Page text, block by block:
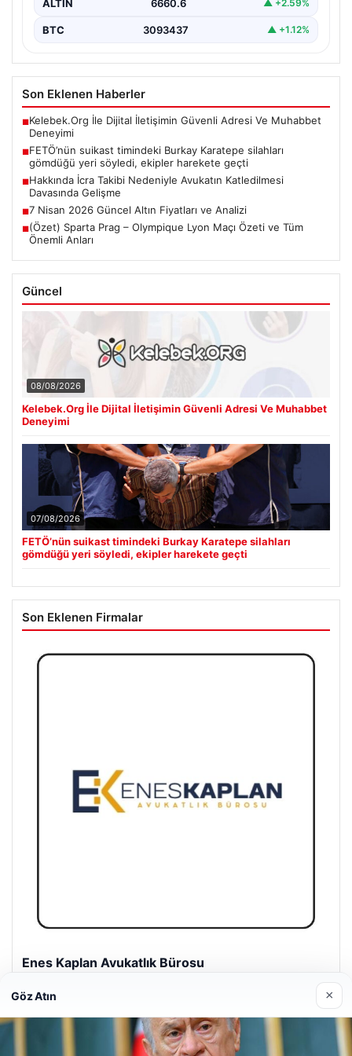
ALTIN 6660.6 ▲ +2.59%
BTC 3093437 ▲ +1.12%
Son Eklenen Haberler
■Kelebek.Org İle Dijital İletişimin Güvenli Adresi Ve Muhabbet
Deneyimi
■FETÖ’nün suikast timindeki Burkay Karatepe silahları
gömdüğü yeri söyledi, ekipler harekete geçti
■Hakkında İcra Takibi Nedeniyle Avukatın Katledilmesi
Davasında Gelişme
■7 Nisan 2026 Güncel Altın Fiyatları ve Analizi
■(Özet) Sparta Prag – Olympique Lyon Maçı Özeti ve Tüm
Önemli Anları
Güncel
08/08/2026
Kelebek.Org İle Dijital İletişimin Güvenli Adresi Ve Muhabbet
Deneyimi
07/08/2026
FETÖ’nün suikast timindeki Burkay Karatepe silahları
gömdüğü yeri söyledi, ekipler harekete geçti
Son Eklenen Firmalar
Enes Kaplan Avukatlık Bürosu
Göz Atın ×